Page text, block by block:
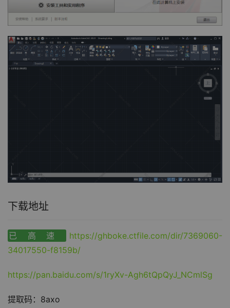
下载地址
已高速
https://ghboke.ctfile.com/dir/7369060-
34017550-f8159b/
https://pan.baidu.com/s/1ryXv-Agh6tQpQyJ_NCmlSg
提取码：8axo